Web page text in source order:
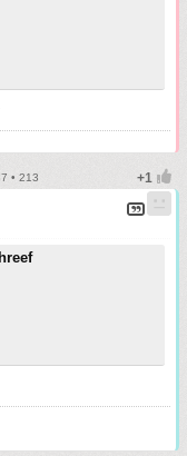
• 213